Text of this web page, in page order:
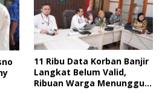
11 Ribu Data Korban Banjir
Langkat Belum Valid,
Ribuan Warga Menunggu